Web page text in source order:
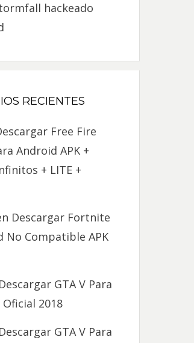
hackeado
RECIENTES
Free Fire
Android APK +
+ LITE +
Descargar Fortnite
No Compatible APK
Descargar GTA V Para
2018
Descargar GTA V Para